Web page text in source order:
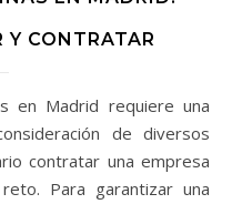
Y CONTRATAR
de diversos
contratar una empresa
Para garantizar una